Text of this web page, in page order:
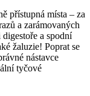
přístupná místa – za
a zarámovaných
a spodní
žaluzie! Poprat se
nástavce
tyčové